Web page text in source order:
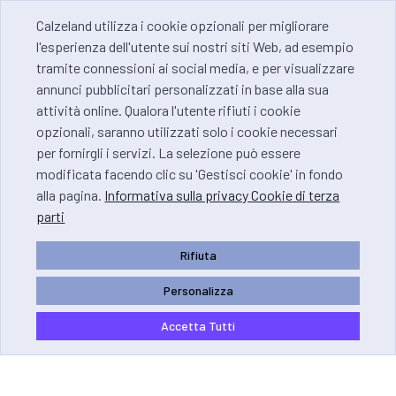
Calzeland utilizza i cookie opzionali per migliorare
l'esperienza dell'utente sui nostri siti Web, ad esempio
tramite connessioni ai social media, e per visualizzare
annunci pubblicitari personalizzati in base alla sua
attività online. Qualora l'utente rifiuti i cookie
opzionali, saranno utilizzati solo i cookie necessari
per fornirgli i servizi. La selezione può essere
modificata facendo clic su 'Gestisci cookie' in fondo
alla pagina. Informativa sulla privacy Cookie di terza
parti
Rifiuta
Personalizza
Accetta Tutti